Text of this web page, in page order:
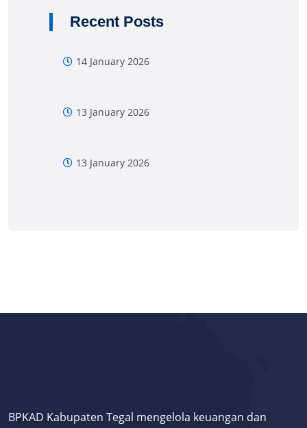
Recent Posts
14 January 2026
13 January 2026
13 January 2026
BPKAD Kabupaten Tegal mengelola keuangan dan